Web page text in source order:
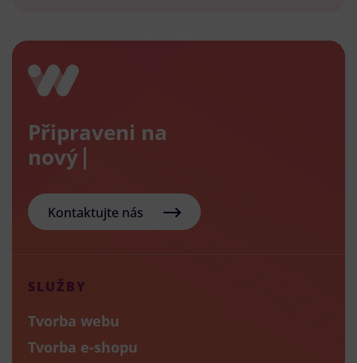
Připraveni na
nový e-sho
Kontaktujte nás
SLUŽBY
Tvorba webu
Tvorba e-shopu